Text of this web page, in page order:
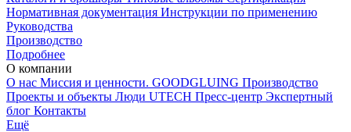
Нормативная документация Инструкции по применению
Руководства
Производство
Подробнее
О компании
О нас Миссия и ценности. GOODGLUING Производство
Проекты и объекты Люди UTECH Пресс-центр Экспертный
блог Контакты
Ещё